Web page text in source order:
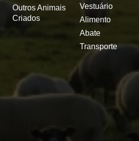
Outros Animais
Criados
Vestuário
Alimento
Abate
Transporte